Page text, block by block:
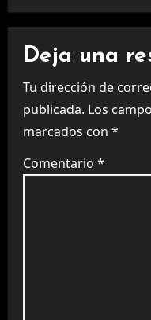
Deja una
Tu dirección de
publicada. Los
marcados con *
Comentario *